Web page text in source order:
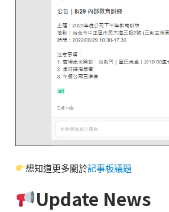
想知道更多關於記事板議題
Update News